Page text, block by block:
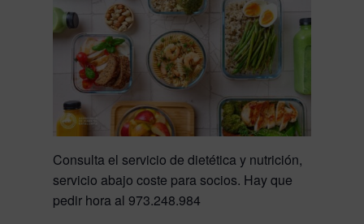
Consulta el servicio de dietética y nutrición,
servicio abajo coste para socios. Hay que
pedir hora al 973.248.984